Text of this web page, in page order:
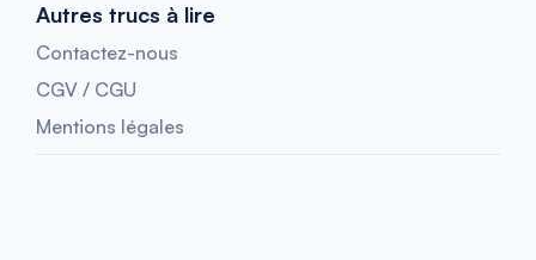
Autres trucs à lire
Contactez-nous
CGV / CGU
Mentions légales